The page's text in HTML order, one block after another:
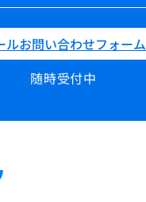
ルお問い合わせフォーム
随時受付中